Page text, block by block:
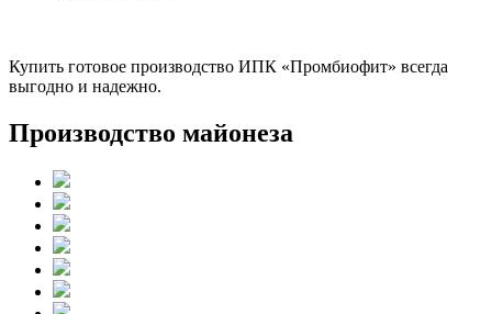
Купить готовое производство ИПК «Промбиофит» всегда
выгодно и надежно.
Производство майонеза